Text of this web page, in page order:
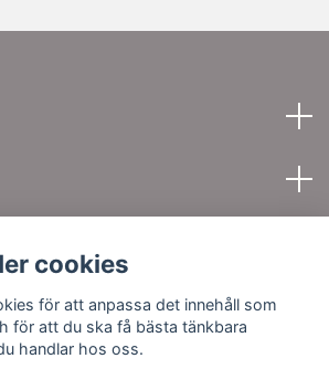
cookies
för att anpassa det innehåll som
för att du ska få bästa tänkbara
handlar hos oss.